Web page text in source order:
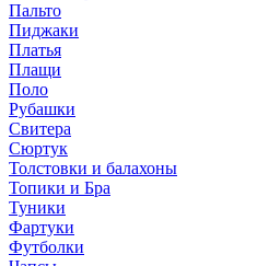
Пальто
Пиджаки
Платья
Плащи
Поло
Рубашки
Свитера
Сюртук
Толстовки и балахоны
Топики и Бра
Туники
Фартуки
Футболки